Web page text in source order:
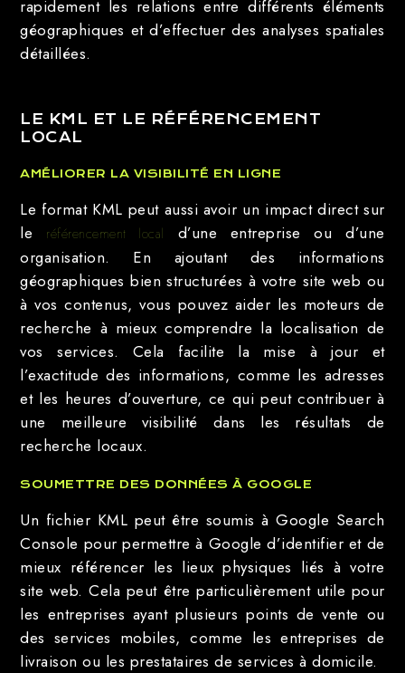
rapidement les relations entre différents éléments
géographiques et d’effectuer des analyses spatiales
détaillées.
LE KML ET LE RÉFÉRENCEMENT
LOCAL
AMÉLIORER LA VISIBILITÉ EN LIGNE
Le format KML peut aussi avoir un impact direct sur
le
référencement local
d’une entreprise ou d’une
organisation. En ajoutant des informations
géographiques bien structurées à votre site web ou
à vos contenus, vous pouvez aider les moteurs de
recherche à mieux comprendre la localisation de
vos services. Cela facilite la mise à jour et
l’exactitude des informations, comme les adresses
et les heures d’ouverture, ce qui peut contribuer à
une meilleure visibilité dans les résultats de
recherche locaux.
SOUMETTRE DES DONNÉES À GOOGLE
Un fichier KML peut être soumis à Google Search
Console pour permettre à Google d’identifier et de
mieux référencer les lieux physiques liés à votre
site web. Cela peut être particulièrement utile pour
les entreprises ayant plusieurs points de vente ou
des services mobiles, comme les entreprises de
livraison ou les prestataires de services à domicile.